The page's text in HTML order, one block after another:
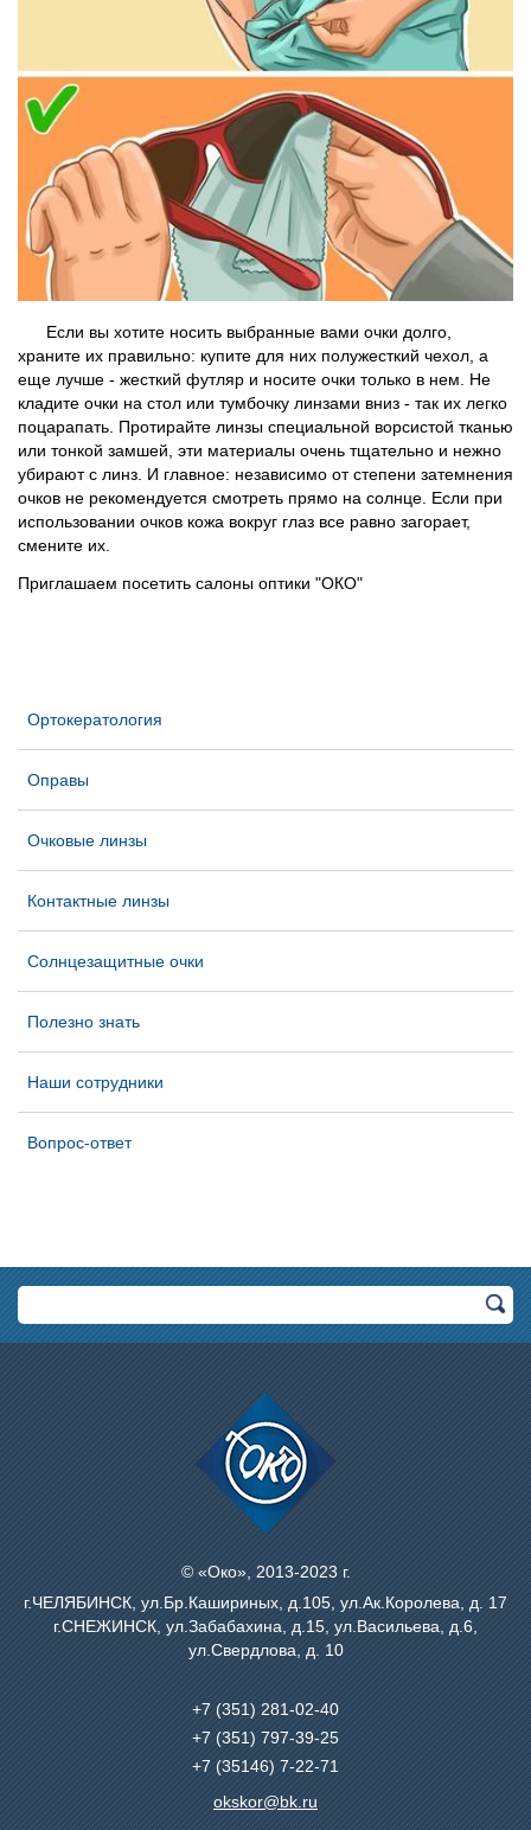
Если вы хотите носить выбранные вами очки долго,
храните их правильно: купите для них полужесткий чехол, а
еще лучше - жесткий футляр и носите очки только в нем. Не
кладите очки на стол или тумбочку линзами вниз - так их легко
поцарапать. Протирайте линзы специальной ворсистой тканью
или тонкой замшей, эти материалы очень тщательно и нежно
убирают с линз. И главное: независимо от степени затемнения
очков не рекомендуется смотреть прямо на солнце. Если при
использовании очков кожа вокруг глаз все равно загорает,
смените их.
Приглашаем посетить салоны оптики "ОКО"
Ортокератология
Оправы
Очковые линзы
Контактные линзы
Солнцезащитные очки
Полезно знать
Наши сотрудники
Вопрос-ответ
© «Око», 2013-2023 г.
г.ЧЕЛЯБИНСК, ул.Бр.Кашириных, д.105, ул.Ак.Королева, д. 17
г.СНЕЖИНСК, ул.Забабахина, д.15, ул.Васильева, д.6,
ул.Свердлова, д. 10
+7 (351) 281-02-40
+7 (351) 797-39-25
+7 (35146) 7-22-71
okskor@bk.ru